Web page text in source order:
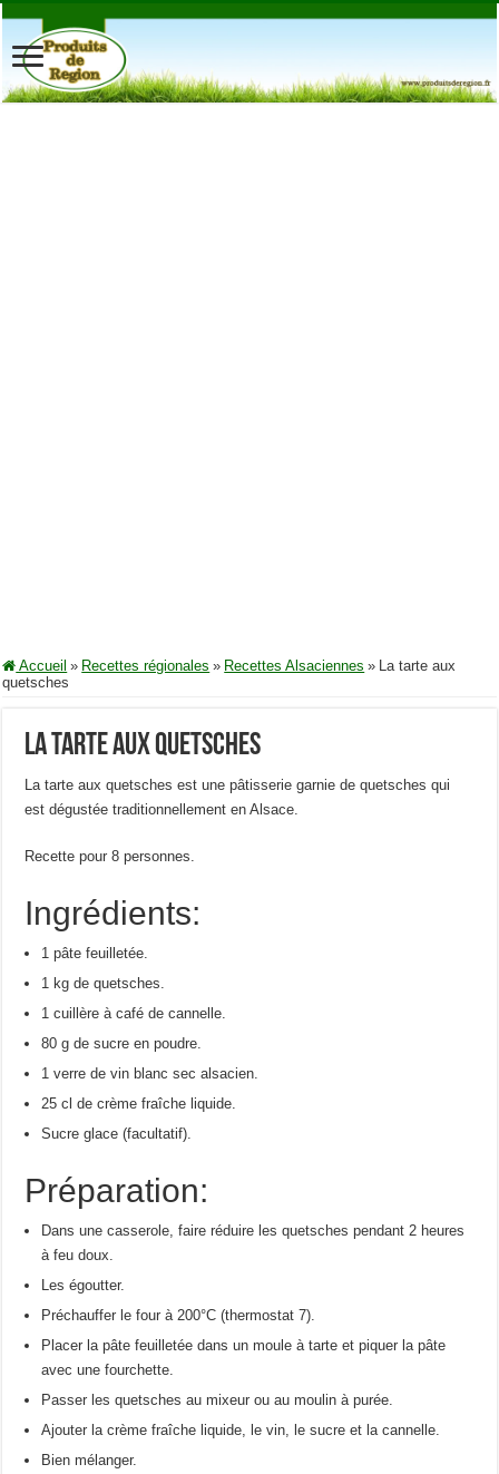
Accueil » Recettes régionales » Recettes Alsaciennes » La tarte aux
quetsches
La tarte aux quetsches
La tarte aux quetsches est une pâtisserie garnie de quetsches qui
est dégustée traditionnellement en Alsace.
Recette pour 8 personnes.
Ingrédients:
1 pâte feuilletée.
1 kg de quetsches.
1 cuillère à café de cannelle.
80 g de sucre en poudre.
1 verre de vin blanc sec alsacien.
25 cl de crème fraîche liquide.
Sucre glace (facultatif).
Préparation:
Dans une casserole, faire réduire les quetsches pendant 2 heures
à feu doux.
Les égoutter.
Préchauffer le four à 200°C (thermostat 7).
Placer la pâte feuilletée dans un moule à tarte et piquer la pâte
avec une fourchette.
Passer les quetsches au mixeur ou au moulin à purée.
Ajouter la crème fraîche liquide, le vin, le sucre et la cannelle.
Bien mélanger.